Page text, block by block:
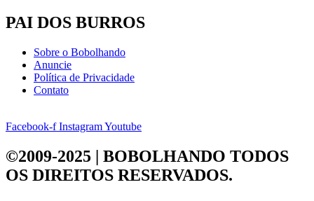
PAI DOS BURROS
Sobre o Bobolhando
Anuncie
Política de Privacidade
Contato
Facebook-f InstagramYoutube
©2009-2025 | BOBOLHANDO TODOS
OS DIREITOS RESERVADOS.